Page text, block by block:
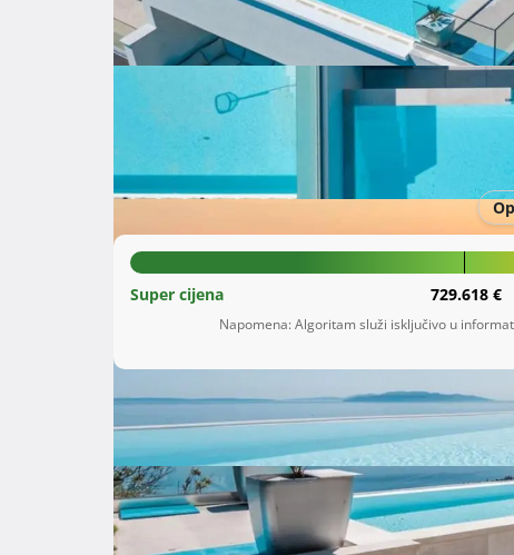
Šifra oglasa: 95834884
Primorsko-goranska županija
1.180.000 €
Super cijena 729.618 €
Napomena: Algoritam služi isključivo u
Opis
Villa The Boat with ROOFTOP POOL sadrži smještaj u Matuljima s besplatnim WiFi-jem i pogledom na
more, kao i sezonski vanjski bazen, vrt i
sudjelovati u aktivnostima kao što su
parkiralište.